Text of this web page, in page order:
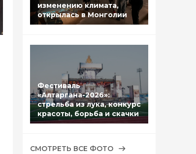
изменению климата,
открылась в Монголии
Фестиваль
«Алтаргана-2026»:
стрельба из лука, конкурс
красоты, борьба и скачки
СМОТРЕТЬ ВСЕ ФОТО